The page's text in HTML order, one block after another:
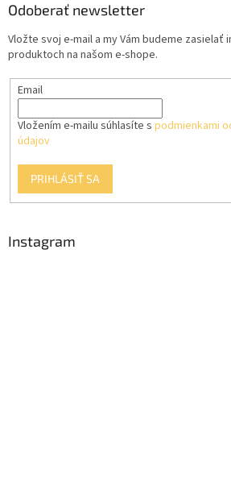
Odoberať newsletter
Vložte svoj e-mail a my Vám budeme zasielať
produktoch na našom e-shope.
Email
Vložením e-mailu súhlasíte s podmienkami
údajov
PRIHLÁSIŤ SA
Instagram